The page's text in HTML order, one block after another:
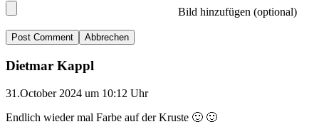
Bild hinzufügen (optional)
Abbrechen
Dietmar Kappl
31.October 2024 um 10:12 Uhr
Endlich wieder mal Farbe auf der Kruste 🙂 🙂